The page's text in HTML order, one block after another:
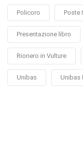
Policoro Poste
Presentazione libro
Rionero in Vulture
Unibas Unibas